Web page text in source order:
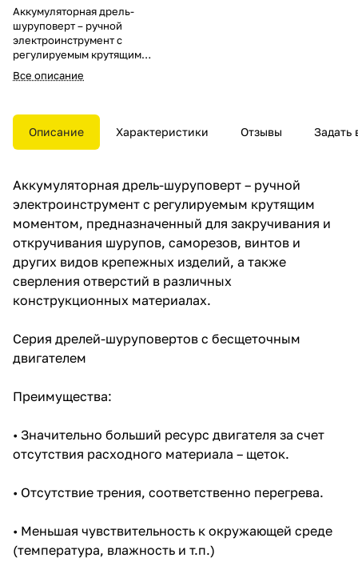
Аккумуляторная дрель-
шуруповерт – ручной
электроинструмент с
регулируемым крутящим
моментом, предназначенный
для закручивания и
саморезов, винтов и других
видов крепежных изделий, а
также сверления отверстий в
Все описание
Описание Характеристики Отзывы Задать
Аккумуляторная дрель-шуруповерт – ручной
электроинструмент с регулируемым крутящим
моментом, предназначенный для закручивания и
откручивания шурупов, саморезов, винтов и
других видов крепежных изделий, а также
сверления отверстий в различных
конструкционных материалах.
Серия дрелей-шуруповертов с бесщеточным
двигателем
Преимущества:
• Значительно больший ресурс двигателя за счет
отсутствия расходного материала – щеток.
• Отсутствие трения, соответственно перегрева.
• Меньшая чувствительность к окружающей среде
(температура, влажность и т.п.)